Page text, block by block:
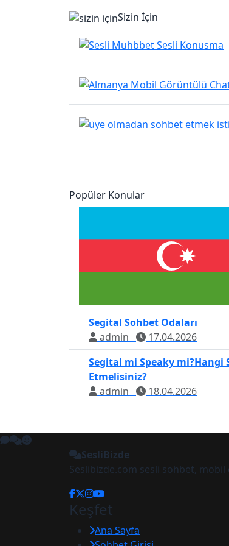
Sizin İçin
Popüler Konular
Segital Sohbet Odaları
admin
17.04.2026
Segital mi Speaky mi?Hangi
Etmelisiniz?
admin
18.04.2026
SesliBizde
Seslibizde.com sesli sohbet,
Keşfet
Ana Sayfa